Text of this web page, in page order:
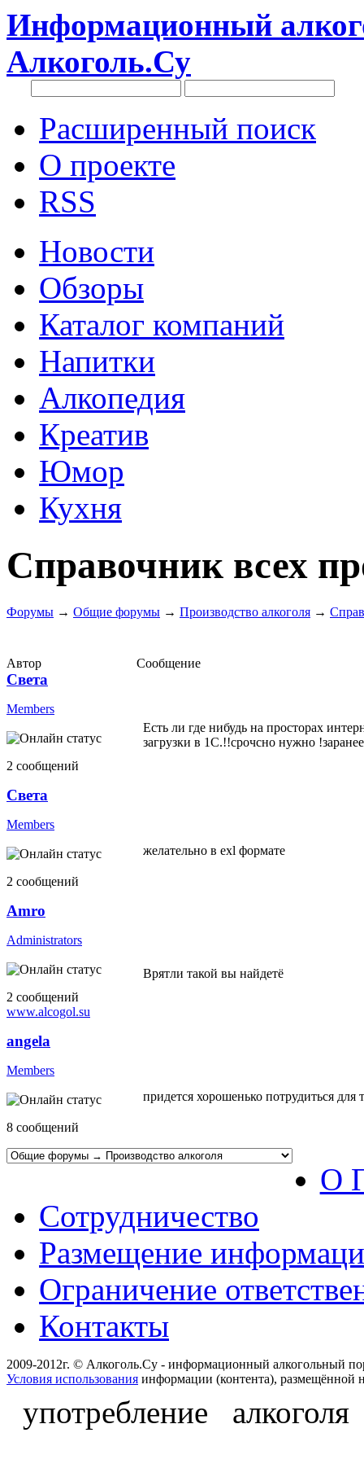
Информационный
Алкоголь.Су
Расширенный поиск
О проекте
RSS
Новости
Обзоры
Каталог компаний
Напитки
Алкопедия
Креатив
Юмор
Кухня
Справочник всех
Форумы → Общие форумы → Производство алкоголя →
Автор Сообщение
Света
Members
2 сообщений
Есть ли где нибудь на просторах
загрузки в 1С.!!срочсно нужно
Света
Members
2 сообщений
желательно в exl формате
Amro
Administrators
2 сообщений
www.alcogol.su
Врятли такой вы найдетё
angela
Members
8 сообщений
придется хорошенько потрудиться
О
Сотрудничество
Размещение
Ограничение
Контакты
2009-2012г. © Алкоголь.Су - информационный алкогольный
Условия использования информации (контента), размещённой
употребление